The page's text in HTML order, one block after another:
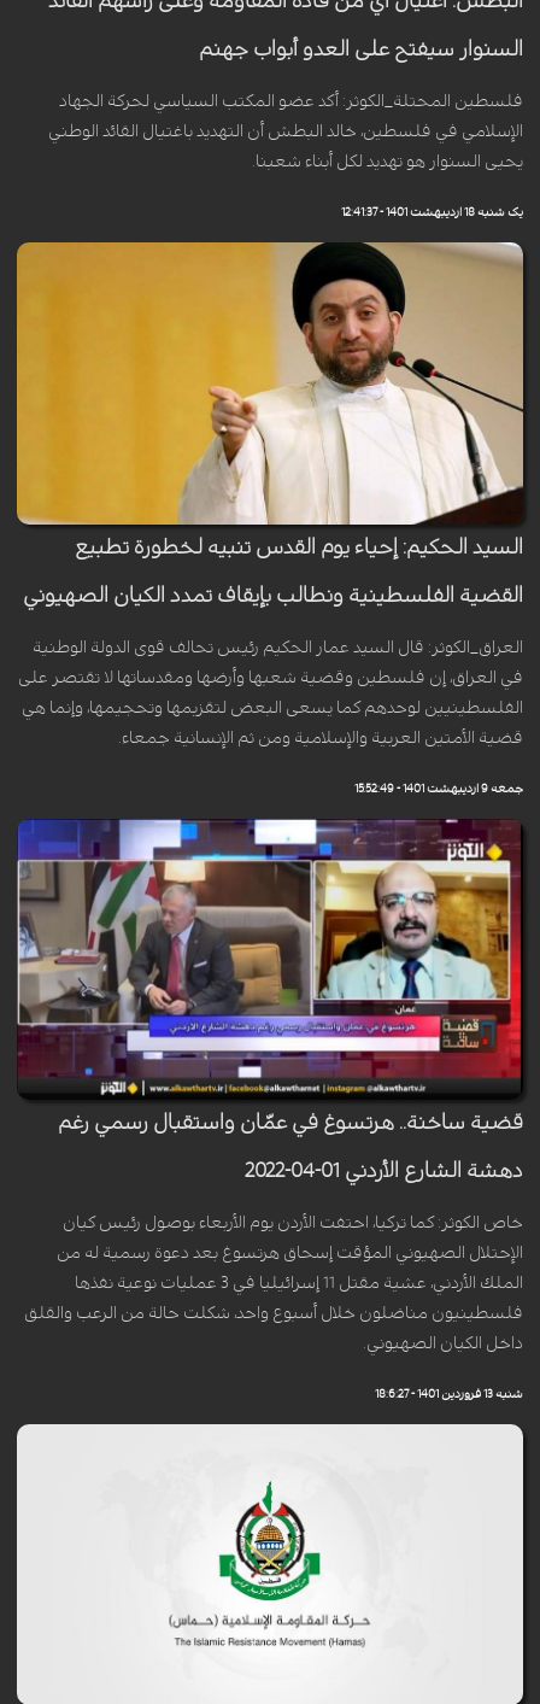
السنوار سيفتح على العدو أبواب جهنم
فلسطين المحتلة_الكوثر: أكد عضو المكتب السياسي لحركة الجهاد
الإسلامي في فلسطين، خالد البطش أن التهديد باغتيال القائد الوطني
يحيى السنوار هو تهديد لكل أبناء شعبنا.
یک شنبه 18 اردیبهشت 1401 - 12:41:37
السيد الحكيم: إحياء يوم القدس تنبيه لخطورة تطبيع
القضية الفلسطينية ونطالب بإيقاف تمدد الكيان الصهيوني
العراق_الكوثر: قال السيد عمار الحكيم رئيس تحالف قوى الدولة الوطنية
في العراق، إن فلسطين وقضية شعبها وأرضها ومقدساتها لا تقتصر على
الفلسطينيين لوحدهم كما يسعى البعض لتقزيمها وتحجيمها، وإنما هي
قضية الأمتين العربية والإسلامية ومن ثم الإنسانية جمعاء.
جمعه 9 اردیبهشت 1401 - 15:52:49
قضية ساخنة.. هرتسوغ في عمّان واستقبال رسمي رغم
دهشة الشارع الأردني 01-04-2022
خاص الكوثر: كما تركيا، احتفت الأردن يوم الأربعاء بوصول رئيس كيان
الإحتلال الصهيوني المؤقت إسحاق هرتسوغ بعد دعوة رسمية له من
الملك الأردني، عشية مقتل 11 إسرائيليا في 3 عمليات نوعية نفذها
فلسطينيون مناضلون خلال أسبوع واحد، شكلت حالة من الرعب والقلق
داخل الكيان الصهيوني.
شنبه 13 فروردین 1401 - 18:6:27